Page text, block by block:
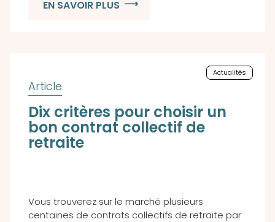
EN SAVOIR PLUS
Actualités
Dix critères pour choisir un
bon contrat collectif de
retraite
Vous trouverez sur le marché plusieurs
centaines de contrats collectifs de retraite par